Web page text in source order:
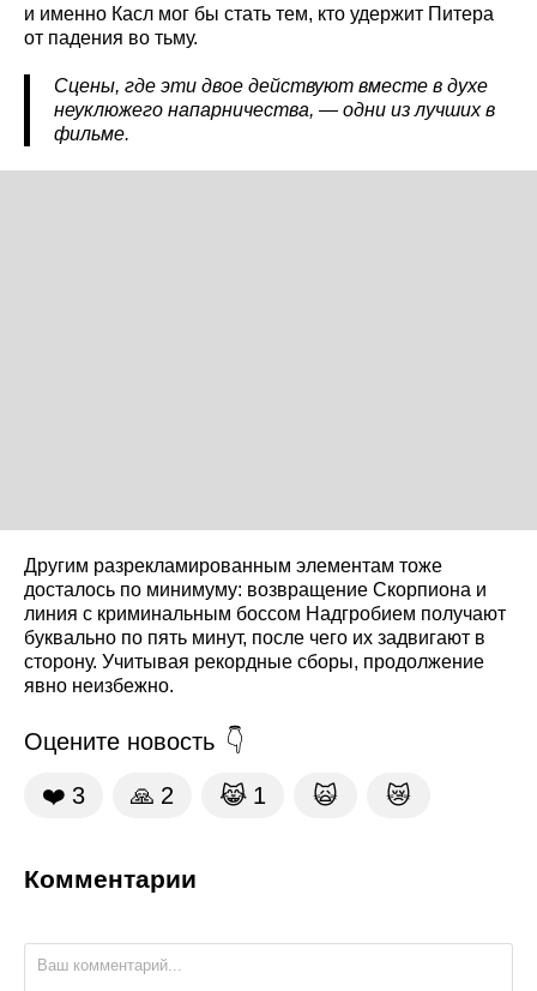
и именно Касл мог бы стать тем, кто удержит Питера
от падения во тьму.
Сцены, где эти двое действуют вместе в духе
неуклюжего напарничества, — одни из лучших в
фильме.
Другим разрекламированным элементам тоже
досталось по минимуму: возвращение Скорпиона и
линия с криминальным боссом Надгробием получают
буквально по пять минут, после чего их задвигают в
сторону. Учитывая рекордные сборы, продолжение
явно неизбежно.
Оцените новость
❤️ 3 🙏 2 😹 1 🙀 😿
Комментарии